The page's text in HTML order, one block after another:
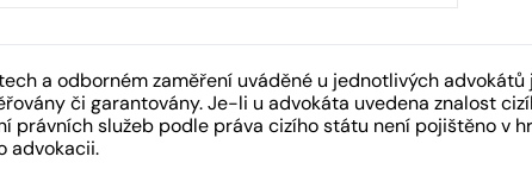
a odborném zaměření uváděné u jednotlivých
či garantovány. Je-li u advokáta uvedena znalost
právních služeb podle práva cizího státu není pojištěno
advokacii.